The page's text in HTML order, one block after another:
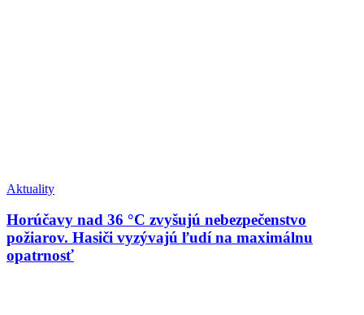
Aktuality
Horúčavy nad 36 °C zvyšujú nebezpečenstvo
požiarov. Hasiči vyzývajú ľudí na maximálnu
opatrnosť